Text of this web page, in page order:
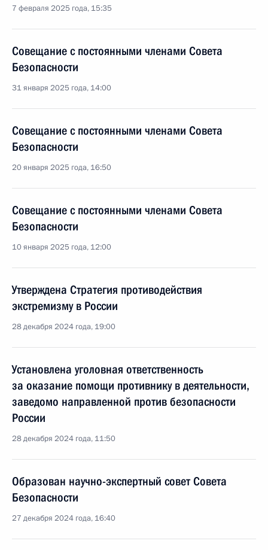
7 февраля 2025 года, 15:35
Совещание с постоянными членами Совета
Безопасности
31 января 2025 года, 14:00
Совещание с постоянными членами Совета
Безопасности
20 января 2025 года, 16:50
Совещание с постоянными членами Совета
Безопасности
10 января 2025 года, 12:00
Утверждена Стратегия противодействия
экстремизму в России
28 декабря 2024 года, 19:00
Установлена уголовная ответственность
за оказание помощи противнику в деятельности,
заведомо направленной против безопасности
России
28 декабря 2024 года, 11:50
Образован научно-экспертный совет Совета
Безопасности
27 декабря 2024 года, 16:40